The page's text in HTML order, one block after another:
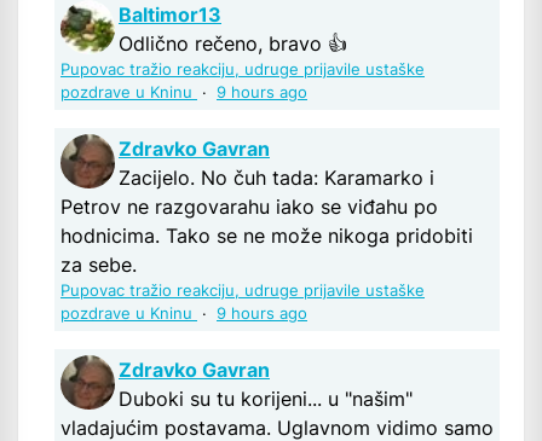
Baltimor13
Odlično rečeno, bravo 👍
Pupovac tražio reakciju, udruge prijavile ustaške
pozdrave u Kninu
· 9 hours ago
Zdravko Gavran
Zacijelo. No čuh tada: Karamarko i
Petrov ne razgovarahu iako se viđahu po
hodnicima. Tako se ne može nikoga pridobiti
za sebe.
Pupovac tražio reakciju, udruge prijavile ustaške
pozdrave u Kninu
· 9 hours ago
Zdravko Gavran
Duboki su tu korijeni... u "našim"
vladajućim postavama. Uglavnom vidimo samo